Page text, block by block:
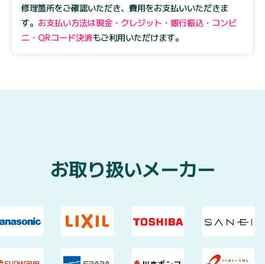
修理箇所をご確認いただき、費用をお支払いいただきま
す。 お支払い方法は現金・クレジット・銀行振込・コンビ
ニ・QRコード決済もご利用いただけます。
お取り扱いメーカー